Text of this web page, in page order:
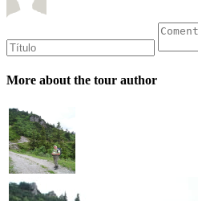
More about the tour author